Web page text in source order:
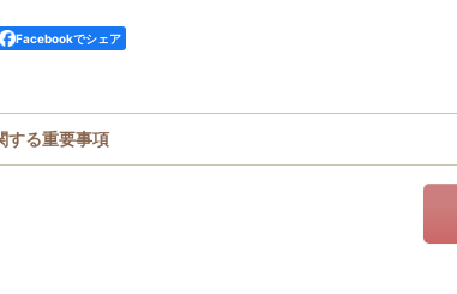
Facebookでシェア
する重要事項